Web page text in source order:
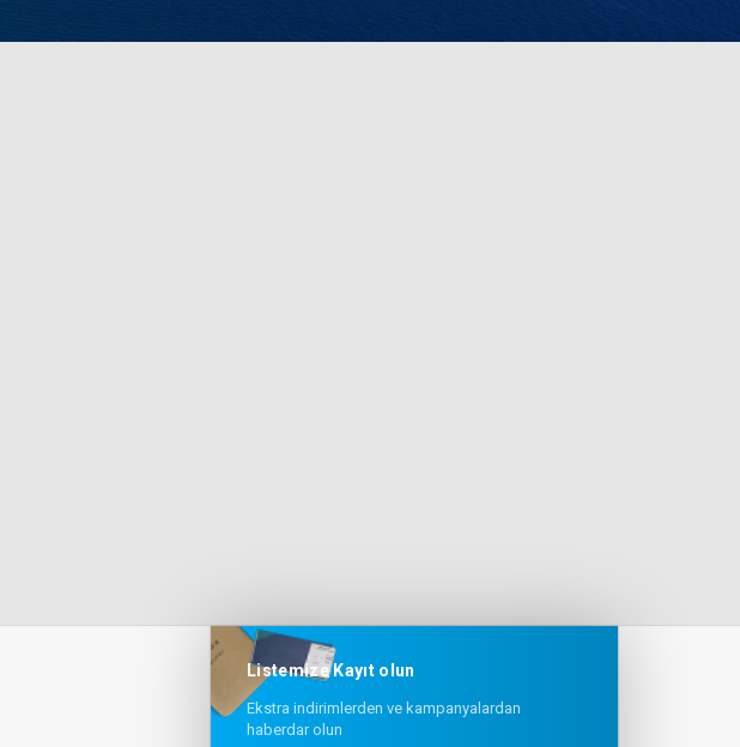
Listemize Kayıt olun
Ekstra indirimlerden ve kampanyalardan
haberdar olun